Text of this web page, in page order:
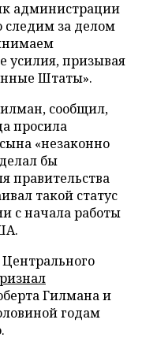
администрации
за делом
усилия, призывая
Штаты».
сообщил,
просила
«незаконно
бы
правительства
такой статус
с начала работы
Гилмана и
годам